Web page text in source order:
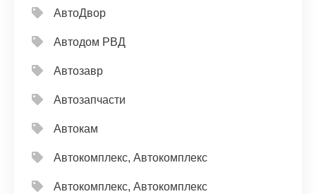
АвтоДвор
Автодом РВД
Автозавр
Автозапчасти
Автокам
Автокомплекс, Автокомплекс
Автокомплекс, Автокомплекс